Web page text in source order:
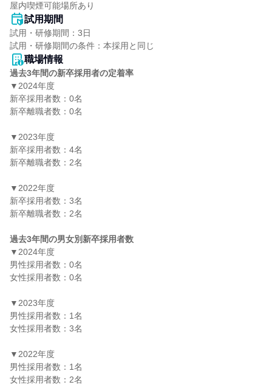
屋内喫煙可能場所あり
試用期間
試用・研修期間：3日
職場情報
過去3年間の新卒採用者の定着率
▼2024年度
新卒採用者数：0名
新卒離職者数：0名
▼2023年度
新卒採用者数：4名
新卒離職者数：2名
▼2022年度
新卒採用者数：3名
新卒離職者数：2名
過去3年間の男女別新卒採用者数
▼2024年度
男性採用者数：0名
女性採用者数：0名
▼2023年度
男性採用者数：1名
女性採用者数：3名
▼2022年度
男性採用者数：1名
女性採用者数：2名